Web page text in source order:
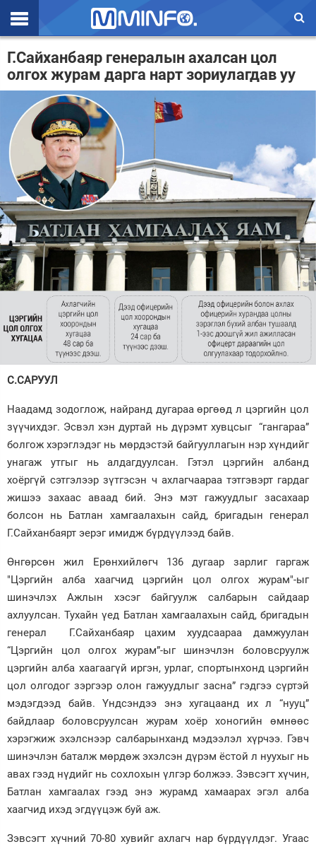
Эхлэл
Цаг агаар
Валют ханш
Улс төр
Эдийн засаг
Үзэл бодол
Спорт
Нийгэм
Дэлхий
Энтертайнмэнт
Зурхай
Г.Сайханбаяр генералын ахалсан цол
олгох журам дарга нарт зориулагдав уу
С.САРУУЛ
Наадамд зодоглож, найранд дугараа өргөөд л цэргийн цол
зүүчихдэг. Эсвэл хэн дуртай нь дүрэмт хувцсыг “гангараа”
болгож хэрэглэдэг нь мөрдэстэй байгууллагын нэр хүндийг
унагаж утгыг нь алдагдуулсан. Гэтэл цэргийн албанд
хоёргүй сэтгэлээр зүтгэсэн ч ахлагчаараа тэтгэвэрт гардаг
жишээ захаас аваад бий. Энэ мэт гажуудлыг засахаар
болсон нь Батлан хамгаалахын сайд, бригадын генерал
Г.Сайханбаярт эерэг имидж бүрдүүлээд байв.
Өнгөрсөн жил Ерөнхийлөгч 136 дугаар зарлиг гаргаж
"Цэргийн алба хаагчид цэргийн цол олгох журам"-ыг
шинэчлэх Ажлын хэсэг байгуулж салбарын сайдаар
ахлуулсан. Тухайн үед Батлан хамгаалахын сайд, бригадын
генерал Г.Сайханбаяр цахим хуудсаараа дамжуулан
“Цэргийн цол олгох журам”-ыг шинэчлэн боловсруулж
цэргийн алба хаагаагүй иргэн, урлаг, спортынхонд цэргийн
цол олгодог зэргээр олон гажуудлыг засна” гэдгээ сүртэй
мэдэгдээд байв. Үндсэндээ энэ хугацаанд их л “нууц”
байдлаар боловсруулсан журам хоёр хоногийн өмнөөс
хэрэгжиж эхэлснээр салбарынханд мэдээлэл хүрчээ. Гэвч
шинэчлэн баталж мөрдөж эхэлсэн дүрэм ёстой л нуухыг нь
авах гээд нүдийг нь сохлохын үлгэр болжээ. Зэвсэгт хүчин,
Батлан хамгаалах гээд энэ журамд хамаарах эгэл алба
хаагчид ихэд эгдүүцэж буй аж.
Зэвсэгт хүчний 70-80 хувийг ахлагч нар бүрдүүлдэг. Угаас